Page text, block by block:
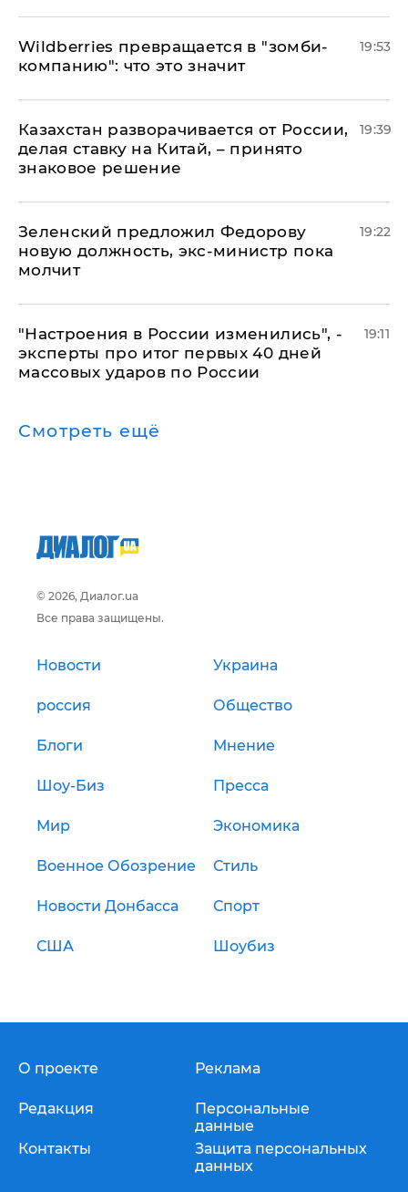
Wildberries превращается в "зомби-
компанию": что это значит
19:53
Казахстан разворачивается от России,
делая ставку на Китай, – принято
знаковое решение
19:39
Зеленский предложил Федорову
новую должность, экс-министр пока
молчит
19:22
"Настроения в России изменились", -
эксперты про итог первых 40 дней
массовых ударов по России
19:11
Смотреть ещё
© 2026, Диалог.ua
Все права защищены.
Новости Украина
россия Общество
Блоги Мнение
Шоу-Биз Пресса
Мир Экономика
Военное Обозрение Стиль
Новости Донбасса Спорт
США Шоубиз
О проекте
Редакция
Контакты
Реклама
Персональные
данные
Защита персональных
данных